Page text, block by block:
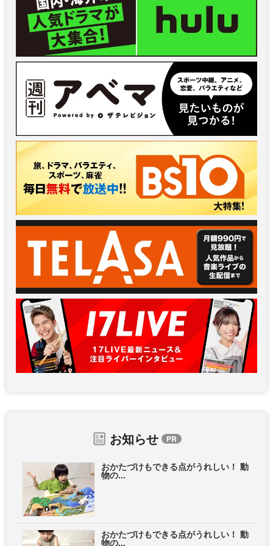
お知らせ
おかたづけもできる点がうれしい！ 動
物の...
おかたづけもできる点がうれしい！ 動
物の...